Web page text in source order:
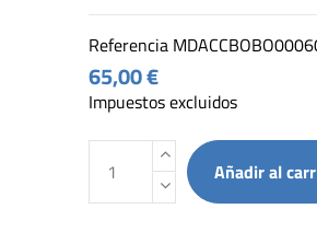
Referencia
65,00 €
Impuestos excluidos
Añadir al